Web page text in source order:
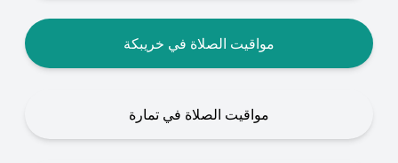
مواقيت الصلاة في خريبكة
مواقيت الصلاة في تمارة